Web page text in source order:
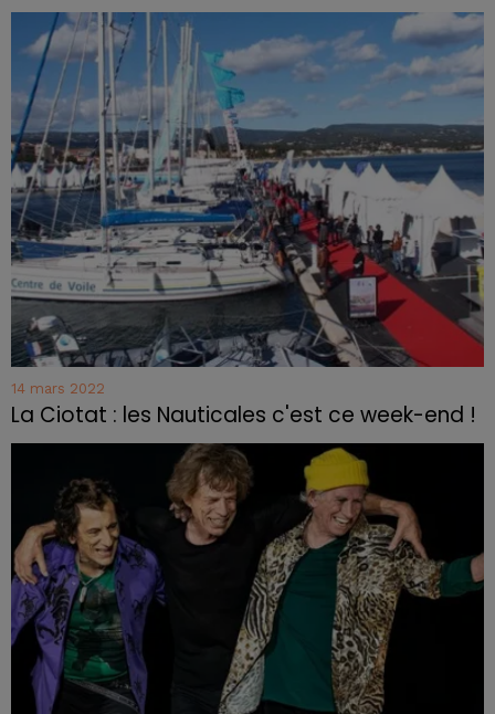
14 mars 2022
La Ciotat : les Nauticales c'est ce week-end !